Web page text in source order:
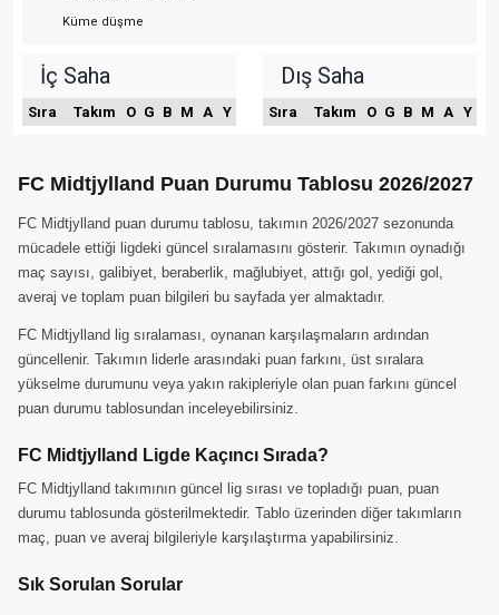
Küme düşme
İç Saha
Sıra Takım O G B M A Y
Dış Saha
Sıra Takım O G B M A Y
FC Midtjylland Puan Durumu Tablosu 2026/2027
FC Midtjylland puan durumu tablosu, takımın 2026/2027 sezonunda
mücadele ettiği ligdeki güncel sıralamasını gösterir. Takımın oynadığı
maç sayısı, galibiyet, beraberlik, mağlubiyet, attığı gol, yediği gol,
averaj ve toplam puan bilgileri bu sayfada yer almaktadır.
FC Midtjylland lig sıralaması, oynanan karşılaşmaların ardından
güncellenir. Takımın liderle arasındaki puan farkını, üst sıralara
yükselme durumunu veya yakın rakipleriyle olan puan farkını güncel
puan durumu tablosundan inceleyebilirsiniz.
FC Midtjylland Ligde Kaçıncı Sırada?
FC Midtjylland takımının güncel lig sırası ve topladığı puan, puan
durumu tablosunda gösterilmektedir. Tablo üzerinden diğer takımların
maç, puan ve averaj bilgileriyle karşılaştırma yapabilirsiniz.
Sık Sorulan Sorular